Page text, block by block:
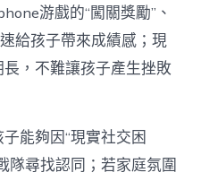
游戲的“闖關獎勵”、
給孩子帶來成績感；現
，不難讓孩子產生挫敗
能夠因“現實社交困
隊尋找認同；若家庭氛圍